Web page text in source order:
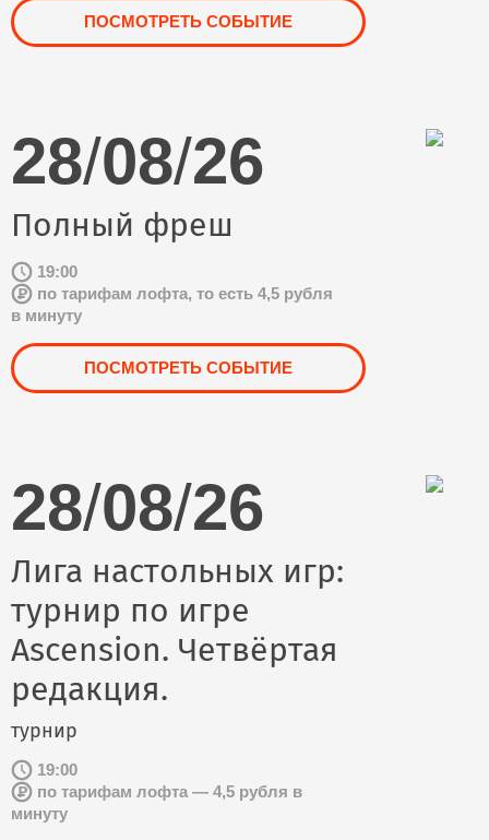
ПОСМОТРЕТЬ СОБЫТИЕ
28/08/26
Полный фреш
19:00
по тарифам лофта, то есть 4,5 рубля
в минуту
ПОСМОТРЕТЬ СОБЫТИЕ
28/08/26
Лига настольных игр:
турнир по игре
Ascension. Четвёртая
редакция.
турнир
19:00
по тарифам лофта — 4,5 рубля в
минуту